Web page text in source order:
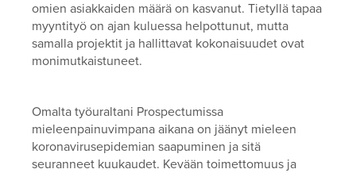
omien asiakkaiden määrä on kasvanut. Tietyllä tapaa
myyntityö on ajan kuluessa helpottunut, mutta
samalla projektit ja hallittavat kokonaisuudet ovat
monimutkaistuneet.
Omalta työuraltani Prospectumissa
mieleenpainuvimpana aikana on jäänyt mieleen
koronavirusepidemian saapuminen ja sitä
seuranneet kuukaudet. Kevään toimettomuus ja